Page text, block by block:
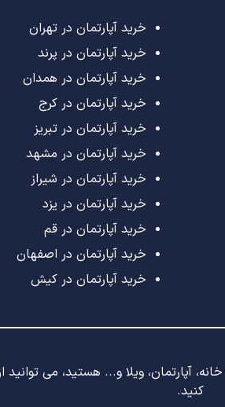
خرید آپارتمان در تهران
خرید آپارتمان در پرند
خرید آپارتمان در همدان
خرید آپارتمان در کرج
خرید آپارتمان در تبریز
خرید آپارتمان در مشهد
خرید آپارتمان در شیراز
خرید آپارتمان در یزد
خرید آپارتمان در قم
خرید آپارتمان در اصفهان
خرید آپارتمان در کیش
آپارتمان، ویلا و... هستید، می
کنید.